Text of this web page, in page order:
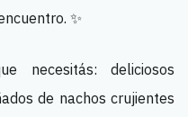
✨
necesitás: deliciosos
de nachos crujientes